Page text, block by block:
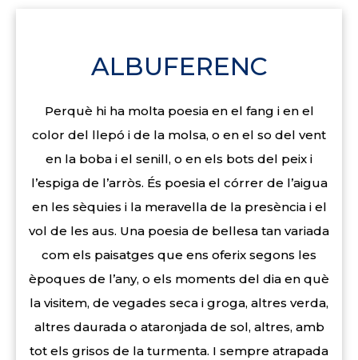
ALBUFERENC
Perquè hi ha molta poesia en el fang i en el
color del llepó i de la molsa, o en el so del vent
en la boba i el senill, o en els bots del peix i
l’espiga de l’arròs. És poesia el córrer de l’aigua
en les sèquies i la meravella de la presència i el
vol de les aus. Una poesia de bellesa tan variada
com els paisatges que ens oferix segons les
èpoques de l’any, o els moments del dia en què
la visitem, de vegades seca i groga, altres verda,
altres daurada o ataronjada de sol, altres, amb
tot els grisos de la turmenta. I sempre atrapada